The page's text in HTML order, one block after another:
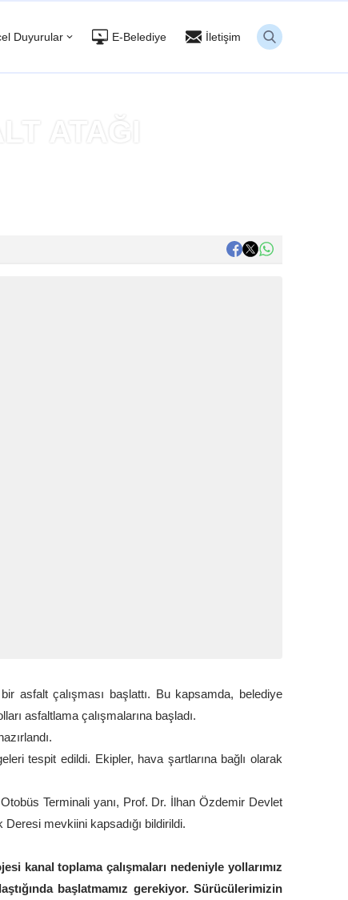
Duyurular E-Belediye İletişim
ATAĞI
asfalt çalışması başlattı. Bu kapsamda, belediye
asfaltlama çalışmalarına başladı.
tespit edildi. Ekipler, hava şartlarına bağlı olarak
Terminali yanı, Prof. Dr. İlhan Özdemir Devlet
mevkiini kapsadığı bildirildi.
kanal toplama çalışmaları nedeniyle yollarımız
başlatmamız gerekiyor. Sürücülerimizin